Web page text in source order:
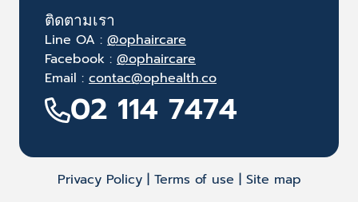
ติดตามเรา
Line OA : @ophaircare
Facebook : @ophaircare
Email : contac@ophealth.co
02 114 7474
Privacy Policy | Terms of use | Site map